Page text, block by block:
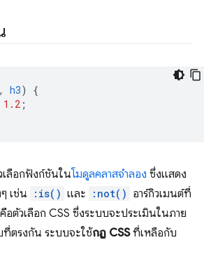
, h3)
{
1.2 ;
เลือกฟังก์ชันในโมดูลคลาสจำลอง ซึ่งแสดง
เช่น
:is() และ :not() อาร์กิวเมนต์ที่
ตัวเลือก CSS ซึ่งระบบจะประเมินในภาย
ตรงกัน ระบบจะใช้กฎ CSSที่เหลือกับ